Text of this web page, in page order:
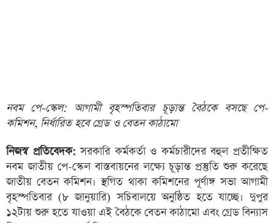
নবম পে-স্কেল: আগামী বৃহস্পতিবার চূড়ান্ত বৈঠকে বসছে পে-
কমিশন, নির্ধারিত হবে গ্রেড ও বেতন কাঠামো
নিজস্ব প্রতিবেদক: সরকারি কর্মকর্তা ও কর্মচারীদের বহুল প্রতীক্ষিত
নবম জাতীয় পে-স্কেল বাস্তবায়নের লক্ষ্যে চূড়ান্ত প্রস্তুতি শুরু করেছে
জাতীয় বেতন কমিশন। স্থগিত থাকা কমিশনের পূর্ণাঙ্গ সভা আগামী
বৃহস্পতিবার (৮ জানুয়ারি) সচিবালয়ে অনুষ্ঠিত হতে যাচ্ছে। দুপুর
১২টায় শুরু হতে যাওয়া এই বৈঠকে বেতন কাঠামো এবং গ্রেড বিন্যাস